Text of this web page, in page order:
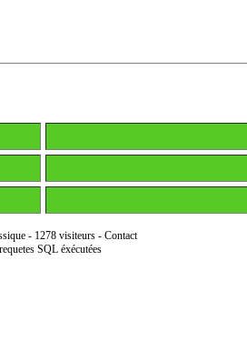
- 1278 visiteurs - Contact
SQL éxécutées